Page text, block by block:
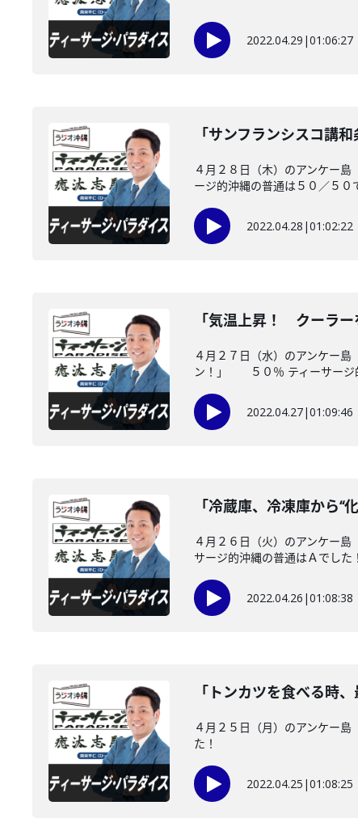
2022.04.29 |01:06:27
「サンフランシスコ講
４月２８日（木）のアンケー
ージ的沖縄の普通は５０／５０
2022.04.28 |01:02:22
「気温上昇！ クーラー
４月２７日（水）のアンケー
ン！」 ５０％ ティーサージ
2022.04.27|01:09:46
「冷蔵庫、冷凍庫から“
４月２６日（火）のアンケ
サージ的沖縄の普通はＡでした
2022.04.26 |01:08:38
「トンカツを食べる時
４月２５日（月）のアンケー
た！
2022.04.25 |01:08:25